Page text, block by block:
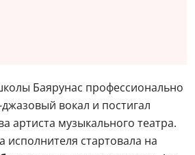
Баярунас профессионально
вокал и постигал
артиста музыкального театра.
исполнителя стартовала на